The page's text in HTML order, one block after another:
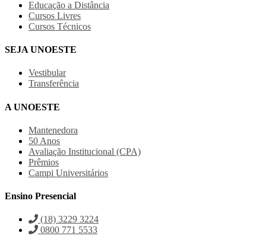
Educação a Distância
Cursos Livres
Cursos Técnicos
SEJA UNOESTE
Vestibular
Transferência
A UNOESTE
Mantenedora
50 Anos
Avaliação Institucional (CPA)
Prêmios
Campi Universitários
Ensino Presencial
(18) 3229 3224
0800 771 5533